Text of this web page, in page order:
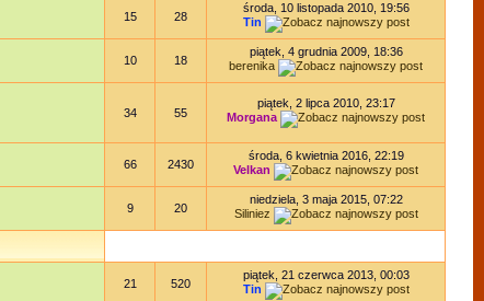
15 28
środa, 10 listopada 2010, 19:56
Tin
10 18
piątek, 4 grudnia 2009, 18:36
berenika
34 55
piątek, 2 lipca 2010, 23:17
Morgana
66 2430
środa, 6 kwietnia 2016, 22:19
Velkan
9 20
niedziela, 3 maja 2015, 07:22
Siliniez
21 520
piątek, 21 czerwca 2013, 00:03
Tin